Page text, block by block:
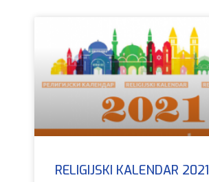
RELIGIJSKI KALENDAR 2021